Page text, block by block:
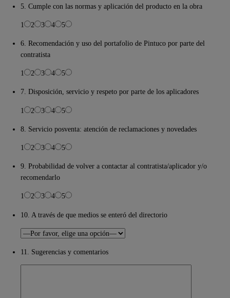
5. Cumple con las normas y aplicación del producto en la obra
1 2 3 4 5
6. Recomendación y uso del portafolio de Pintuco por parte del
contratista
1 2 3 4 5
7. Disposición, servicio y respeto por parte de los aplicadores
1 2 3 4 5
8. Servicio posventa: atención de reclamaciones y novedades
1 2 3 4 5
9. Probabilidad de volver a contactar al contratista/aplicador y/o
recomendarlo
1 2 3 4 5
10. A través de que medios se enteró del directorio
11. Sugerencias y comentarios